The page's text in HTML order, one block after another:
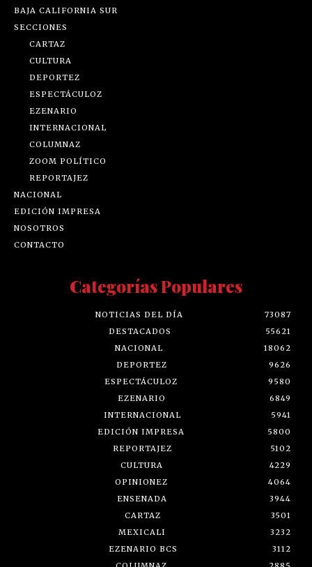
BAJA CALIFORNIA SUR
SECCIONES
CARTAZ
CULTURA
DEPORTEZ
ESPECTÁCULOZ
EZENARIO
INTERNACIONAL
COLUMNAZ
ZOOM POLÍTICO
REPORTAJEZ
NACIONAL
EDICIÓN IMPRESA
NOSOTROS
CONTACTO
Categorías Populares
NOTICIAS DEL DÍA
73087
DESTACADOS
55621
NACIONAL
18062
DEPORTEZ
9626
ESPECTÁCULOZ
9580
EZENARIO
6849
INTERNACIONAL
5941
EDICIÓN IMPRESA
5800
REPORTAJEZ
5102
CULTURA
4229
OPINIONEZ
4064
ENSENADA
3944
CARTAZ
3501
MEXICALI
3232
EZENARIO BCS
3112